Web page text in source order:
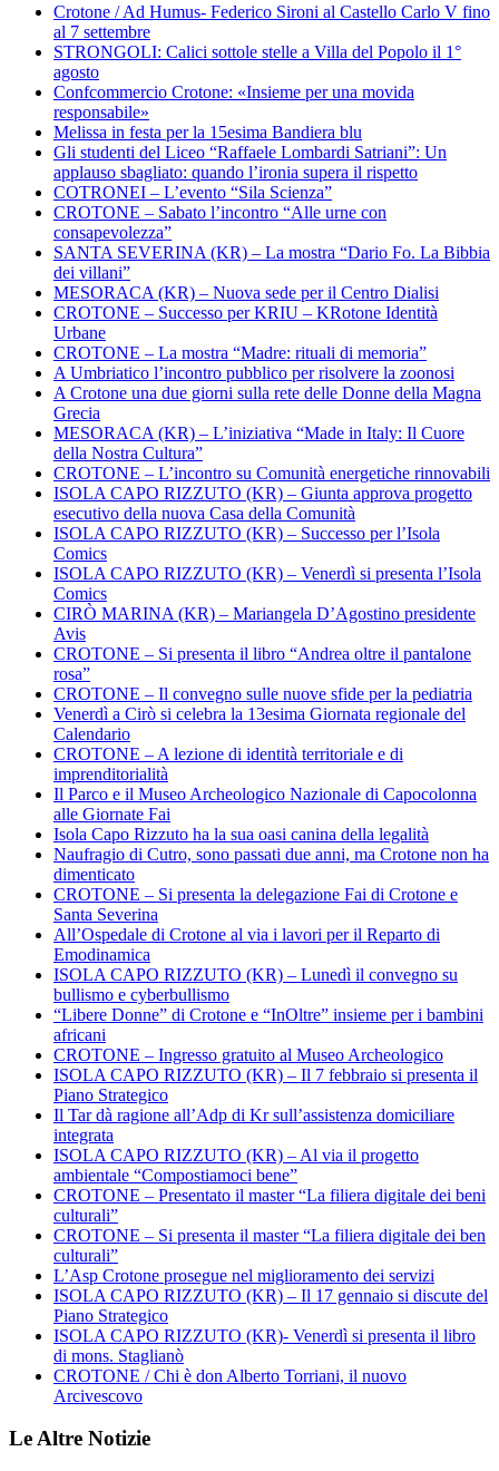
Crotone / Ad Humus- Federico Sironi al Castello Carlo V fino
al 7 settembre
STRONGOLI: Calici sottole stelle a Villa del Popolo il 1°
agosto
Confcommercio Crotone: «Insieme per una movida
responsabile»
Melissa in festa per la 15esima Bandiera blu
Gli studenti del Liceo “Raffaele Lombardi Satriani”: Un
applauso sbagliato: quando l’ironia supera il rispetto
COTRONEI – L’evento “Sila Scienza”
CROTONE – Sabato l’incontro “Alle urne con
consapevolezza”
SANTA SEVERINA (KR) – La mostra “Dario Fo. La Bibbia
dei villani”
MESORACA (KR) – Nuova sede per il Centro Dialisi
CROTONE – Successo per KRIU – KRotone Identità
Urbane
CROTONE – La mostra “Madre: rituali di memoria”
A Umbriatico l’incontro pubblico per risolvere la zoonosi
A Crotone una due giorni sulla rete delle Donne della Magna
Grecia
MESORACA (KR) – L’iniziativa “Made in Italy: Il Cuore
della Nostra Cultura”
CROTONE – L’incontro su Comunità energetiche rinnovabili
ISOLA CAPO RIZZUTO (KR) – Giunta approva progetto
esecutivo della nuova Casa della Comunità
ISOLA CAPO RIZZUTO (KR) – Successo per l’Isola
Comics
ISOLA CAPO RIZZUTO (KR) – Venerdì si presenta l’Isola
Comics
CIRÒ MARINA (KR) – Mariangela D’Agostino presidente
Avis
CROTONE – Si presenta il libro “Andrea oltre il pantalone
rosa”
CROTONE – Il convegno sulle nuove sfide per la pediatria
Venerdì a Cirò si celebra la 13esima Giornata regionale del
Calendario
CROTONE – A lezione di identità territoriale e di
imprenditorialità
Il Parco e il Museo Archeologico Nazionale di Capocolonna
alle Giornate Fai
Isola Capo Rizzuto ha la sua oasi canina della legalità
Naufragio di Cutro, sono passati due anni, ma Crotone non ha
dimenticato
CROTONE – Si presenta la delegazione Fai di Crotone e
Santa Severina
All’Ospedale di Crotone al via i lavori per il Reparto di
Emodinamica
ISOLA CAPO RIZZUTO (KR) – Lunedì il convegno su
bullismo e cyberbullismo
“Libere Donne” di Crotone e “InOltre” insieme per i bambini
africani
CROTONE – Ingresso gratuito al Museo Archeologico
ISOLA CAPO RIZZUTO (KR) – Il 7 febbraio si presenta il
Piano Strategico
Il Tar dà ragione all’Adp di Kr sull’assistenza domiciliare
integrata
ISOLA CAPO RIZZUTO (KR) – Al via il progetto
ambientale “Compostiamoci bene”
CROTONE – Presentato il master “La filiera digitale dei beni
culturali”
CROTONE – Si presenta il master “La filiera digitale dei ben
culturali”
L’Asp Crotone prosegue nel miglioramento dei servizi
ISOLA CAPO RIZZUTO (KR) – Il 17 gennaio si discute del
Piano Strategico
ISOLA CAPO RIZZUTO (KR)- Venerdì si presenta il libro
di mons. Staglianò
CROTONE / Chi è don Alberto Torriani, il nuovo
Arcivescovo
Le Altre Notizie